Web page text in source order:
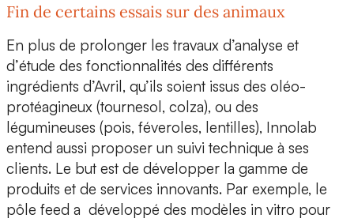
Fin de certains essais sur des animaux
En plus de prolonger les travaux d’analyse et
d’étude des fonctionnalités des différents
ingrédients d’Avril, qu’ils soient issus des oléo-
protéagineux (tournesol, colza), ou des
légumineuses (pois, féveroles, lentilles), Innolab
entend aussi proposer un suivi technique à ses
clients. Le but est de développer la gamme de
produits et de services innovants. Par exemple, le
pôle feed a développé des modèles in vitro pour